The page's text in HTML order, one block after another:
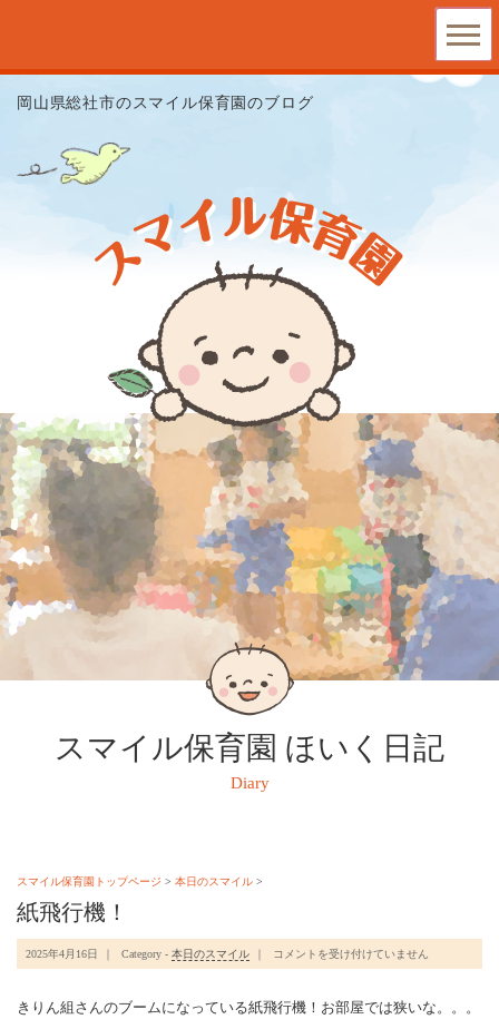
岡山県総社市のスマイル保育園のブログ
スマイル保育園 ほいく日記
Diary
スマイル保育園トップページ > 本日のスマイル >
紙飛行機！
2025年4月16日 Category - 本日のスマイル
紙
飛
機！
コメントを受け付けていません
きりん組さんのブームになっている紙飛行機！お部屋では狭いな。。。